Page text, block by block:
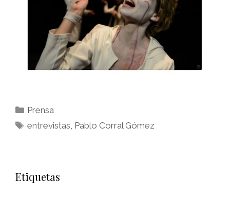
Prensa
entrevistas, Pablo Corral Gómez
Etiquetas